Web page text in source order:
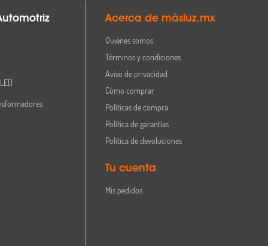
Acerca de másluz.mx
Quiénes somos
Términos y condiciones
Aviso de privacidad
Cómo comprar
Políticas de compra
Política de garantías
Política de devoluciones
Tu cuenta
Mis pedidos